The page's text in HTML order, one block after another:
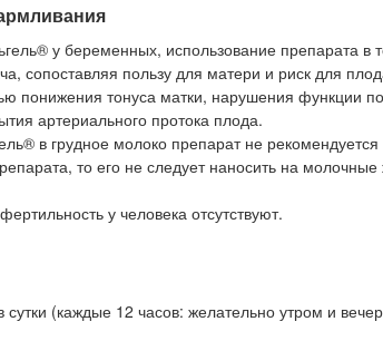
у беременных, использование препарата в
сопоставляя пользу для матери и риск для
понижения тонуса матки, нарушения функции
артериального протока плода.
в грудное молоко препарат не
то его не следует наносить на
у человека отсутствуют.
(каждые 12 часов: желательно утром и